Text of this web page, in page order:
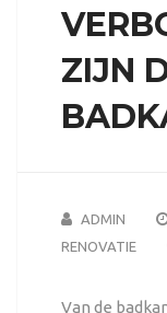
ZIJN
ADMIN
RENOVATIE
Van de